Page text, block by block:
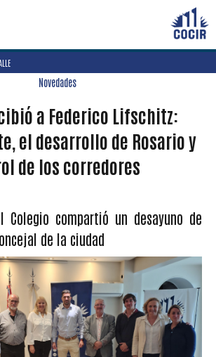
Novedades
a Federico Lifschitz:
el desarrollo de Rosario y
de los corredores
Colegio compartió un desayuno de
de la ciudad